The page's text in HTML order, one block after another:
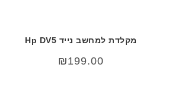
מקלדת למחשב נייד Hp DV5
₪199.00